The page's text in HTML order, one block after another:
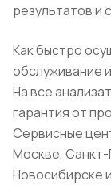
результатов и
Как быстро
обслуживание
На все
гарантия от
Сервисные
Москве, Санкт-
Новосибирске